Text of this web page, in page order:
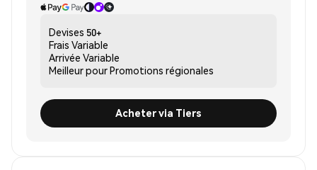
Devises 50+
Frais Variable
Arrivée Variable
Meilleur pourPromotions régionales
Acheter via Tiers